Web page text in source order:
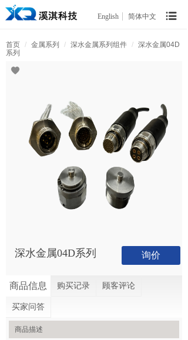
English 简体中文
首页 / 金属系列 / 深水金属系列组件 / 深水金属04D
系列
深水金属04D系列
商品信息 购买记录 顾客评论
买家问答
商品描述
询价